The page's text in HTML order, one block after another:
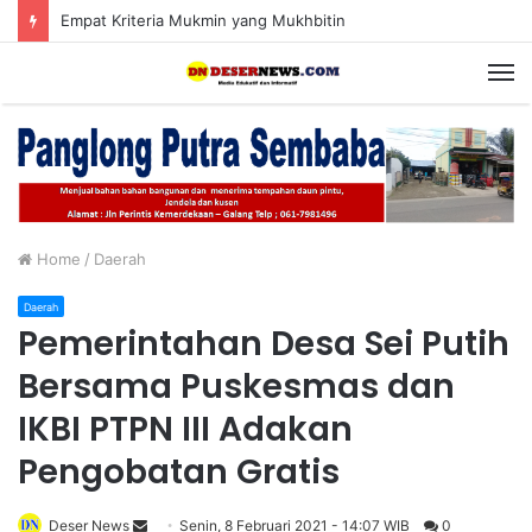
Home / Daerah
Daerah
Pemerintahan Desa Sei Putih
Bersama Puskesmas dan
IKBI PTPN III Adakan
Pengobatan Gratis
Deser News Senin, 8 Februari 2021 - 14:07 WIB 0